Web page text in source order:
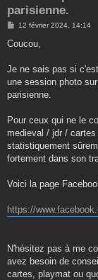
parisienne.
M
s
g
12 février 2024, 14:14
Coucou,
Je ne sais pas si
une session photo
parisienne.
Pour ceux qui ne le
medieval / jdr /
statistiquement
fortement dans son
Voici la page
https://
N'hésitez pas à me
avez besoin de
cartes, playmat ou